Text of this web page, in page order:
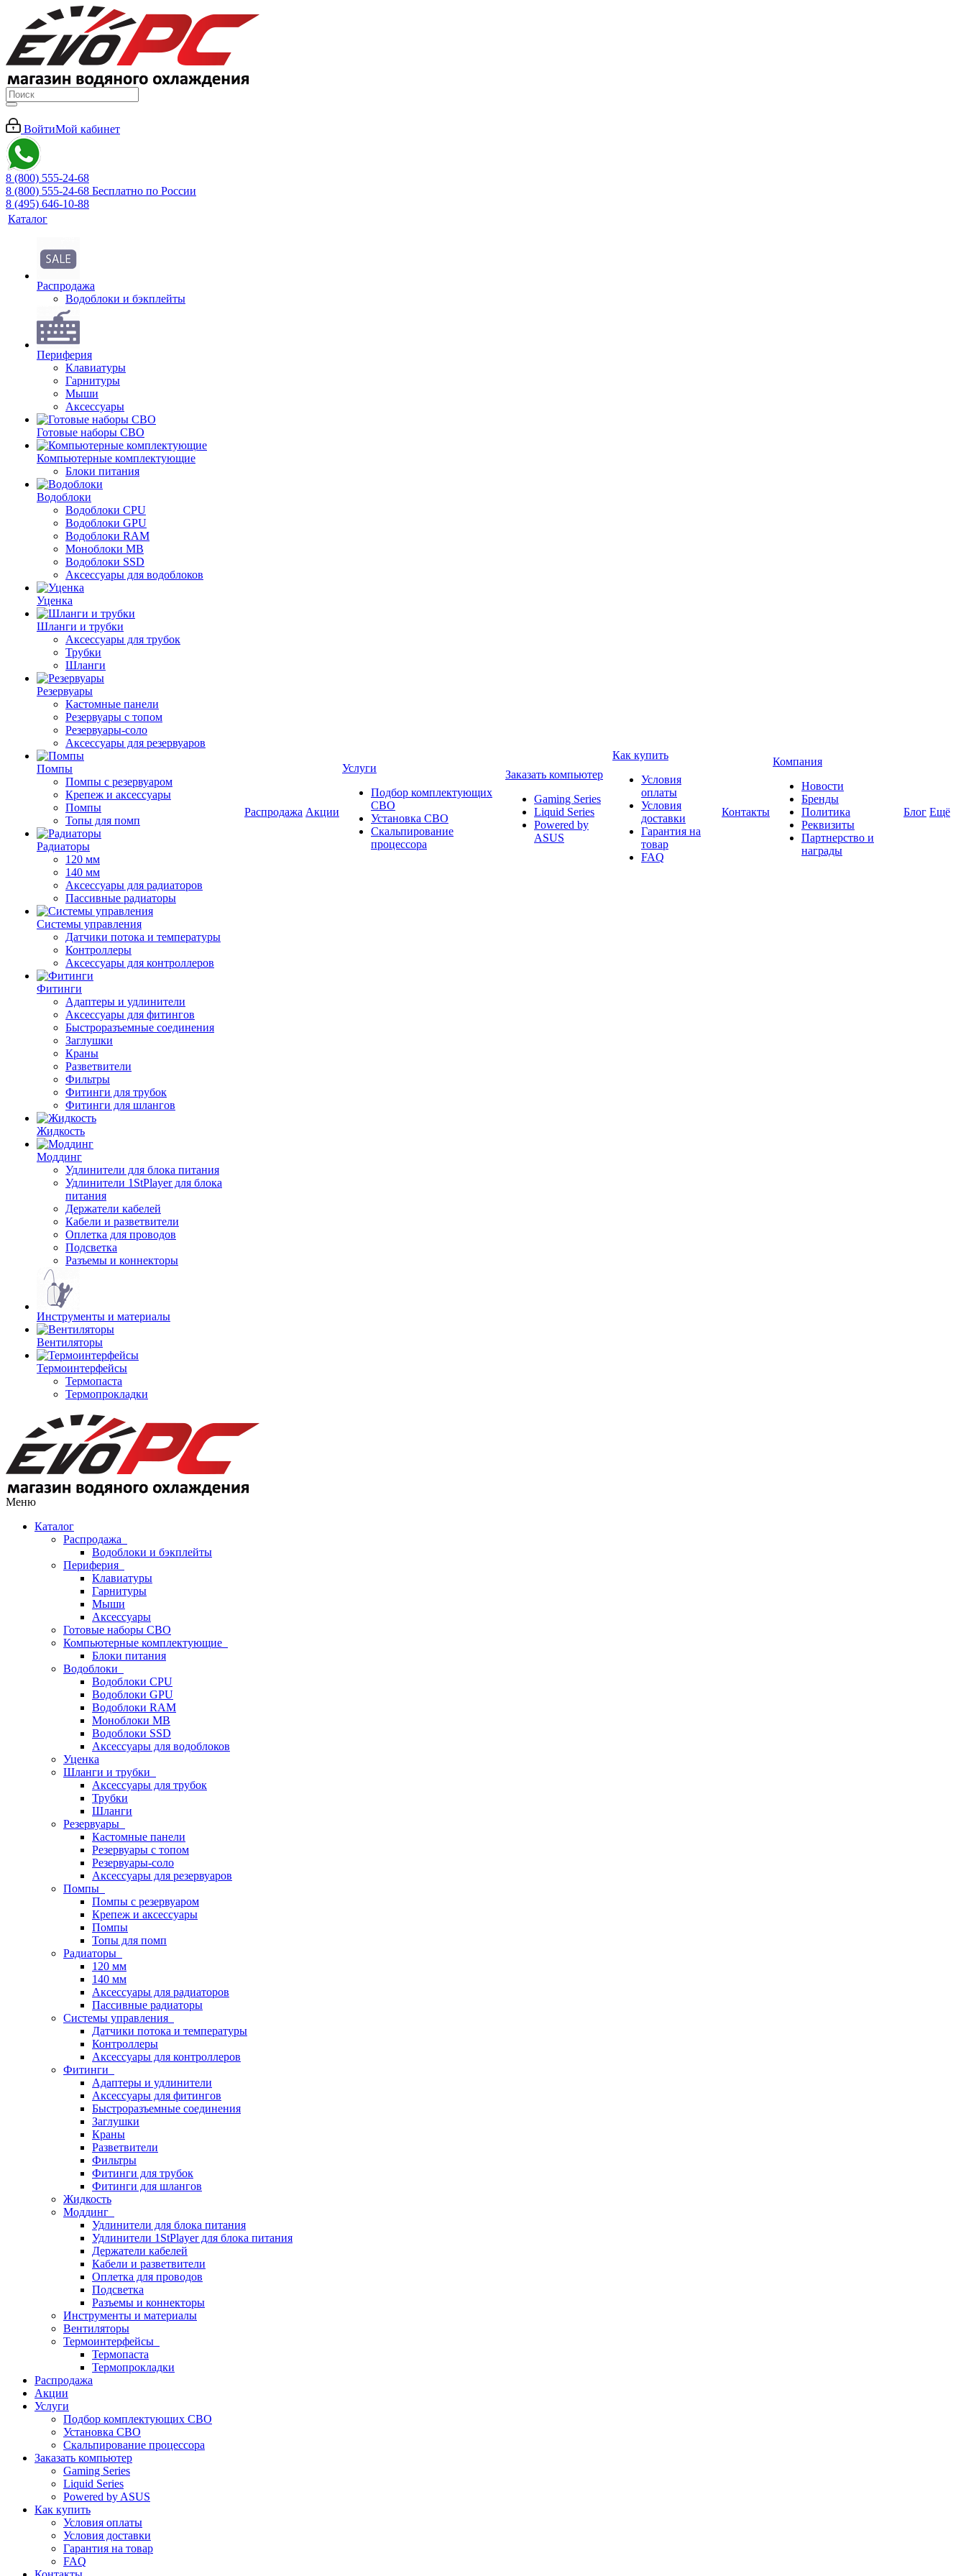
ВойтиМой кабинет
8 (800) 555-24-68
8 (800) 555-24-68 Бесплатно по России
8 (495) 646-10-88
Каталог
Распродажа
Водоблоки и бэкплейты
Периферия
Клавиатуры
Гарнитуры
Мыши
Аксессуары
Готовые наборы СВО
Компьютерные комплектующие
Блоки питания
Водоблоки
Водоблоки CPU
Водоблоки GPU
Водоблоки RAM
Моноблоки MB
Водоблоки SSD
Аксессуары для водоблоков
Уценка
Шланги и трубки
Аксессуары для трубок
Трубки
Шланги
Резервуары
Кастомные панели
Резервуары с топом
Резервуары-соло
Аксессуары для резервуаров
Помпы
Помпы с резервуаром
Крепеж и аксессуары
Помпы
Топы для помп
Радиаторы
120 мм
140 мм
Аксессуары для радиаторов
Пассивные радиаторы
Системы управления
Датчики потока и температуры
Контроллеры
Аксессуары для контроллеров
Фитинги
Адаптеры и удлинители
Аксессуары для фитингов
Быстроразъемные соединения
Заглушки
Краны
Разветвители
Фильтры
Фитинги для трубок
Фитинги для шлангов
Жидкость
Моддинг
Удлинители для блока питания
Удлинители 1StPlayer для блока
питания
Держатели кабелей
Кабели и разветвители
Оплетка для проводов
Подсветка
Разъемы и коннекторы
Инструменты и материалы
Вентиляторы
Термоинтерфейсы
Термопаста
Термопрокладки
Распродажа Акции
Услуги
Подбор комплектующих
СВО
Установка СВО
Скальпирование
процессора
Заказать компьютер
Gaming Series
Liquid Series
Powered by
ASUS
Как купить
Условия
оплаты
Условия
доставки
Гарантия на
товар
FAQ
Контакты
Компания
Новости
Бренды
Политика
Реквизиты
Партнерство и
награды
Блог Ещё
Меню
Каталог
Распродажа
Водоблоки и бэкплейты
Периферия
Клавиатуры
Гарнитуры
Мыши
Аксессуары
Готовые наборы СВО
Компьютерные комплектующие
Блоки питания
Водоблоки
Водоблоки CPU
Водоблоки GPU
Водоблоки RAM
Моноблоки MB
Водоблоки SSD
Аксессуары для водоблоков
Уценка
Шланги и трубки
Аксессуары для трубок
Трубки
Шланги
Резервуары
Кастомные панели
Резервуары с топом
Резервуары-соло
Аксессуары для резервуаров
Помпы
Помпы с резервуаром
Крепеж и аксессуары
Помпы
Топы для помп
Радиаторы
120 мм
140 мм
Аксессуары для радиаторов
Пассивные радиаторы
Системы управления
Датчики потока и температуры
Контроллеры
Аксессуары для контроллеров
Фитинги
Адаптеры и удлинители
Аксессуары для фитингов
Быстроразъемные соединения
Заглушки
Краны
Разветвители
Фильтры
Фитинги для трубок
Фитинги для шлангов
Жидкость
Моддинг
Удлинители для блока питания
Удлинители 1StPlayer для блока питания
Держатели кабелей
Кабели и разветвители
Оплетка для проводов
Подсветка
Разъемы и коннекторы
Инструменты и материалы
Вентиляторы
Термоинтерфейсы
Термопаста
Термопрокладки
Распродажа
Акции
Услуги
Подбор комплектующих СВО
Установка СВО
Скальпирование процессора
Заказать компьютер
Gaming Series
Liquid Series
Powered by ASUS
Как купить
Условия оплаты
Условия доставки
Гарантия на товар
FAQ